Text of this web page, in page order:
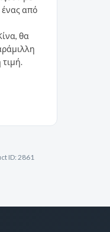
ένας από
θα
τιμή.
ID: 2861